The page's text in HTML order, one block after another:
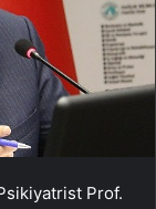
Prof.